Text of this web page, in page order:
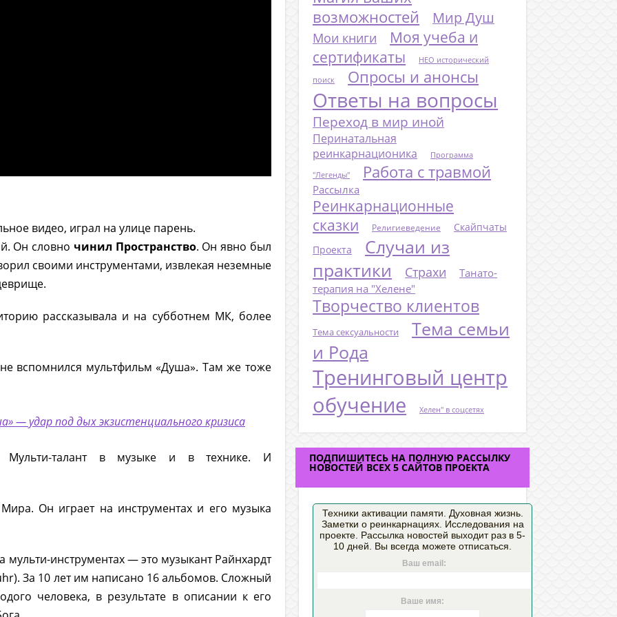
видео, играл на улице парень.
Он словно чинил Пространство. Он явно был
своими инструментами, извлекая неземные
рассказывала и на субботнем МК, более
вспомнился мультфильм «Душа». Там же тоже
— удар под дых экзистенциального кризиса
Мульти-талант в музыке и в технике. И
Он играет на инструментах и его музыка
инструментах — это музыкант Райнхардт
За 10 лет им написано 16 альбомов. Сложный
человека, в результате в описании к его
возможностей
Мир Душ
Мои книги
Моя учеба и
сертификаты
НЕО исторический
поиск Опросы и анонсы
Ответы на вопросы
Переход в мир иной
Перинатальная
реинкарнационика
Программа
"Легенды"
Работа с травмой
Рассылка
Реинкарнационные
сказки
Религиеведение
Скайпчаты
Проекта
Случаи из
практики
Страхи
Танато-
терапия на "Хелене"
Творчество клиентов
Тема сексуальности
Тема семьи
и Рода
Тренинговый центр
обучение
Хелен" в соцсетях
ПОДПИШИТЕСЬ НА ПОЛНУЮ РАССЫЛКУ
НОВОСТЕЙ ВСЕХ 5 САЙТОВ ПРОЕКТА
Техники активации памяти. Духовная жизнь.
Заметки о реинкарнациях. Исследования на
проекте. Рассылка новостей выходит раз в 5-
10 дней. Вы всегда можете отписаться.
Ваш email:
Ваше имя: